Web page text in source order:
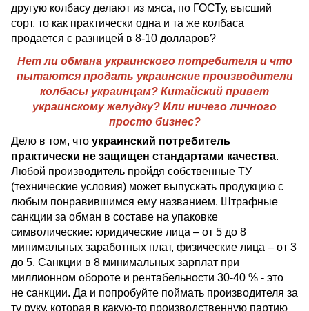
другую колбасу делают из мяса, по ГОСТу, высший
сорт, то как практически одна и та же колбаса
продается с разницей в 8-10 долларов?
Нет ли обмана украинского потребителя и что
пытаются продать украинские производители
колбасы украинцам? Китайский привет
украинскому желудку? Или ничего личного
просто бизнес?
Дело в том, что украинский потребитель
практически не защищен стандартами качества.
Любой производитель пройдя собственные ТУ
(технические условия) может выпускать продукцию с
любым понравившимся ему названием. Штрафные
санкции за обман в составе на упаковке
символические: юридические лица – от 5 до 8
минимальных заработных плат, физические лица – от 3
до 5. Санкции в 8 минимальных зарплат при
миллионном обороте и рентабельности 30-40 % - это
не санкции. Да и попробуйте поймать производителя за
ту руку, которая в какую-то производственную партию